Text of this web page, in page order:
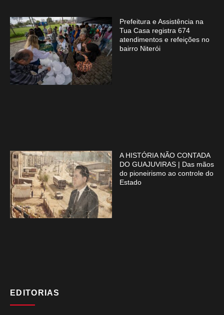
Prefeitura e Assistência na
Tua Casa registra 674
atendimentos e refeições no
bairro Niterói
A HISTÓRIA NÃO CONTADA
DO GUAJUVIRAS | Das mãos
do pioneirismo ao controle do
Estado
EDITORIAS